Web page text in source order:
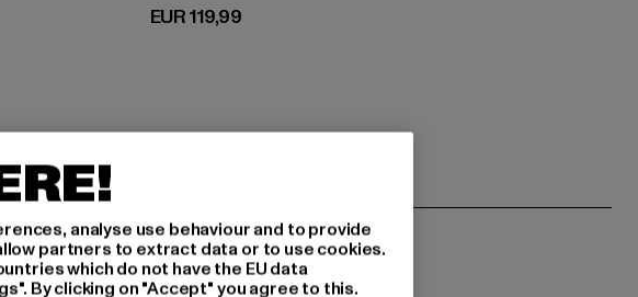
EUR 119,99
Derzeitiger Preis: EUR 119,99
analyse use behaviour and to provide
partners to extract data or to use cookies.
which do not have the EU data
By clicking on "Accept" you agree to this.